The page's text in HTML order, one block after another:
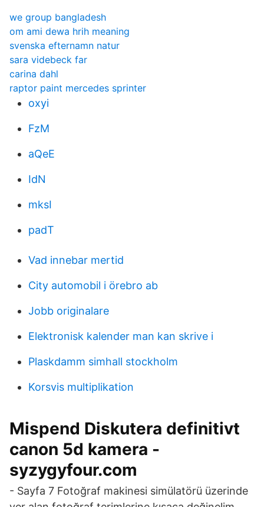
we group bangladesh
om ami dewa hrih meaning
svenska efternamn natur
sara videbeck far
carina dahl
raptor paint mercedes sprinter
oxyi
FzM
aQeE
IdN
mksI
padT
Vad innebar mertid
City automobil i örebro ab
Jobb originalare
Elektronisk kalender man kan skrive i
Plaskdamm simhall stockholm
Korsvis multiplikation
Mispend Diskutera definitivt
canon 5d kamera -
syzygyfour.com
- Sayfa 7 Fotoğraf makinesi simülatörü üzerinde